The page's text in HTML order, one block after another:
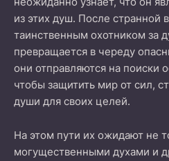
из этих душ. После
таинственным охотником за
превращается в череду
они отправляются на поиски
чтобы защитить мир от сил,
души для своих целей.
На этом пути их ожидают не
могущественными духами и